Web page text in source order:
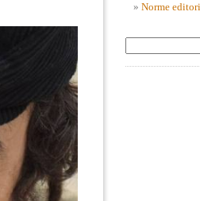
Norme